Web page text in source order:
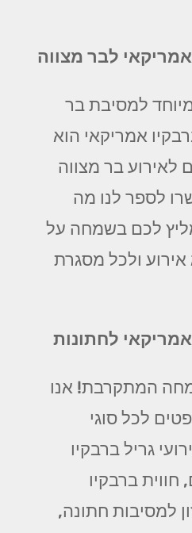
אמריקאי לבר מצווה
למסיבת בר
אמריקאי הוא
לאירוע בר מצווה
לספר לנו מה
לכם בשמחה על
אירוע ולכל מסגרת
אמריקאי לחתונות
המתקרבת! אנו
לכל סוגי
גריל ברבקיו
ברבקיו
למסיבות חתונה,